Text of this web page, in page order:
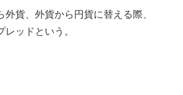
貨、外貨から円貨に替える際、
ッドという。